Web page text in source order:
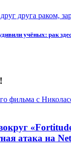
учёных: рак
атака на